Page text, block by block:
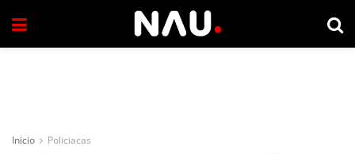
Inicio Policiacas